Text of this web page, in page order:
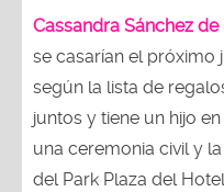
Cassandra Sánchez
se casarían el próximo
según la lista de
juntos y tiene un hijo
una ceremonia civil y
del Park Plaza del